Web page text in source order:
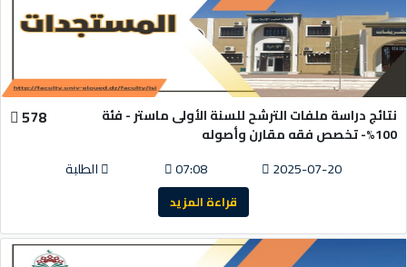
نتائج دراسة ملفات الترشح للسنة الأولى ماستر - فئة
100%- تخصص فقه مقارن وأصوله
578
2025-07-20
07:08 الطلبة
قراءة المزيد